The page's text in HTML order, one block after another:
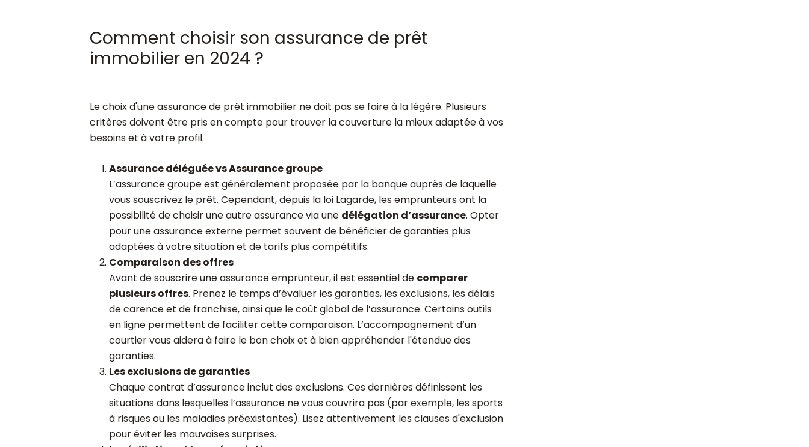
Comment choisir son assurance de prêt
immobilier en 2024 ?
Le choix d'une assurance de prêt immobilier ne doit pas se faire à la légère. Plusieurs
critères doivent être pris en compte pour trouver la couverture la mieux adaptée à vos
besoins et à votre profil.
Assurance déléguée vs Assurance groupe
L’assurance groupe est généralement proposée par la banque auprès de laquelle
vous souscrivez le prêt. Cependant, depuis la loi Lagarde, les emprunteurs ont la
possibilité de choisir une autre assurance via une délégation d’assurance. Opter
pour une assurance externe permet souvent de bénéficier de garanties plus
adaptées à votre situation et de tarifs plus compétitifs.
Comparaison des offres
Avant de souscrire une assurance emprunteur, il est essentiel de comparer
plusieurs offres. Prenez le temps d’évaluer les garanties, les exclusions, les délais
de carence et de franchise, ainsi que le coût global de l’assurance. Certains outils
en ligne permettent de faciliter cette comparaison. L’accompagnement d’un
courtier vous aidera à faire le bon choix et à bien appréhender l'étendue des
garanties.
Les exclusions de garanties
Chaque contrat d’assurance inclut des exclusions. Ces dernières définissent les
situations dans lesquelles l’assurance ne vous couvrira pas (par exemple, les sports
à risques ou les maladies préexistantes). Lisez attentivement les clauses d'exclusion
pour éviter les mauvaises surprises.